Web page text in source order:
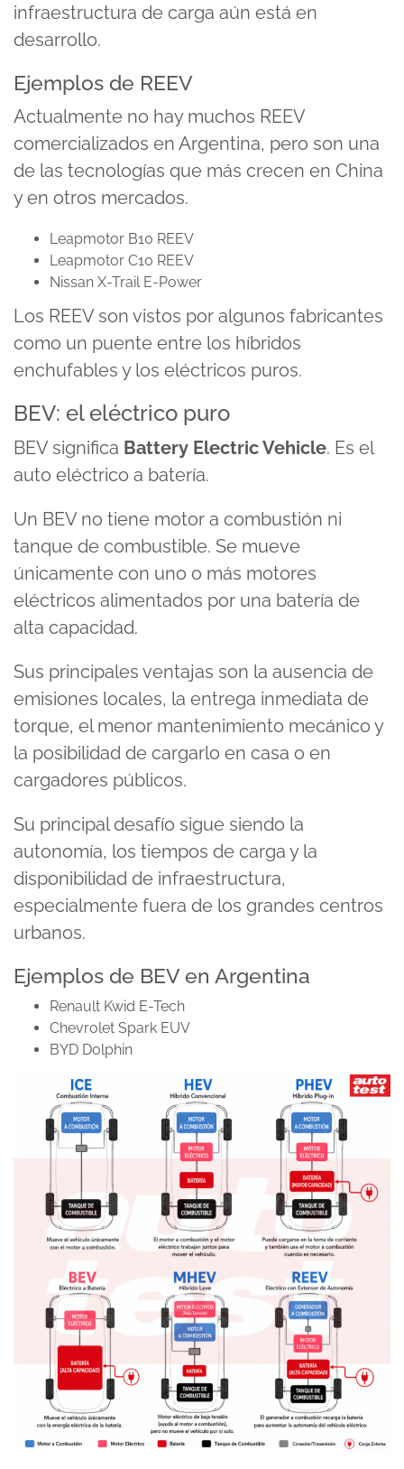
infraestructura de carga aún está en
desarrollo.
Ejemplos de REEV
Actualmente no hay muchos REEV
comercializados en Argentina, pero son una
de las tecnologías que más crecen en China
y en otros mercados.
Leapmotor B10 REEV
Leapmotor C10 REEV
Nissan X-Trail E-Power
Los REEV son vistos por algunos fabricantes
como un puente entre los híbridos
enchufables y los eléctricos puros.
BEV: el eléctrico puro
BEV significa Battery Electric Vehicle. Es el
auto eléctrico a batería.
Un BEV no tiene motor a combustión ni
tanque de combustible. Se mueve
únicamente con uno o más motores
eléctricos alimentados por una batería de
alta capacidad.
Sus principales ventajas son la ausencia de
emisiones locales, la entrega inmediata de
torque, el menor mantenimiento mecánico y
la posibilidad de cargarlo en casa o en
cargadores públicos.
Su principal desafío sigue siendo la
autonomía, los tiempos de carga y la
disponibilidad de infraestructura,
especialmente fuera de los grandes centros
urbanos.
Ejemplos de BEV en Argentina
Renault Kwid E-Tech
Chevrolet Spark EUV
BYD Dolphin